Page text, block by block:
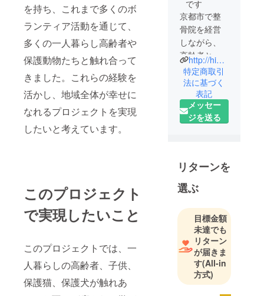
を持ち、これまで多くのボ
ランティア活動を通じて、
多くの一人暮らし高齢者や
保護動物たちと触れ合って
きました。これらの経験を
活かし、地域全体が幸せに
なれるプロジェクトを実現
したいと考えています。
このプロジェクト
で実現したいこと
このプロジェクトでは、一
人暮らしの高齢者、子供、
保護猫、保護犬が触れあ
です
京都市で整
骨院を経営
しながら、
高齢者と触
れあい、自
宅では保護
犬や保護猫
と暮らした
りしており
http://higashikatsura.com/
特定商取引
法に基づく
表記
メッセー
ジを送る
リターンを
選ぶ
目標金額
未達でも
リターン
が届きま
す(All-in
方式)